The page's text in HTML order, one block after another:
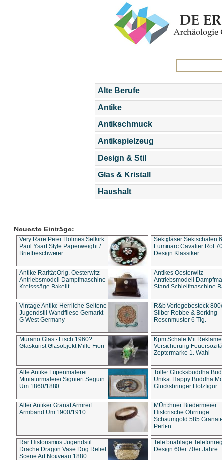
Alte Berufe
Antike
Antikschmuck
Antikspielzeug
Design & Stil
Glas & Kristall
Haushalt
Neueste Einträge:
Very Rare Peter Holmes Selkirk
Paul Ysart Style Paperweight /
Briefbeschwerer
Sektgläser Sektschalen
Luminarc Cavalier Rot
Design Klassiker
Antike Rarität Orig. Oesterwitz
Antriebsmodell Dampfmaschine
Kreisssäge Bakelit
Antikes Oesterwitz
Antriebsmodell
Stand Schleifmaschine
Vintage Antike Herrliche Seltene
Jugendstil Wandfliese Gemarkt
G West Germany
R&b Vorlegebesteck
Silber Robbe & Berking
Rosenmuster 6 Tlg.
Murano Glas - Fisch 1960?
Glaskunst Glasobjekt Mille Fiori
Kpm Schale Mit Reklame
Versicherung
Zeptermarke 1. Wahl
Alte Antike Lupenmalerei
Miniaturmalerei Signiert Seguin
Um 1860/1880
Toller Glücksbuddha
Unikat Happy Buddha
Glücksbringer Holzfigur
Alter Antiker Granat Armreif
Armband Um 1900/1910
MÜnchner Biedermeier
Historische Ohrringe
Schaumgold 585
Perlen
Rar Historismus Jugendstil
Drache Dragon Vase Dog Relief
Scene Art Nouveau 1880
Telefonablage
Design 60er 70er Jahre